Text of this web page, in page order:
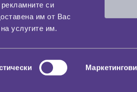
си
им от Вас
услугите им.
Маркетингови
Социална мрежа
НАШИЯТ БЛОГ